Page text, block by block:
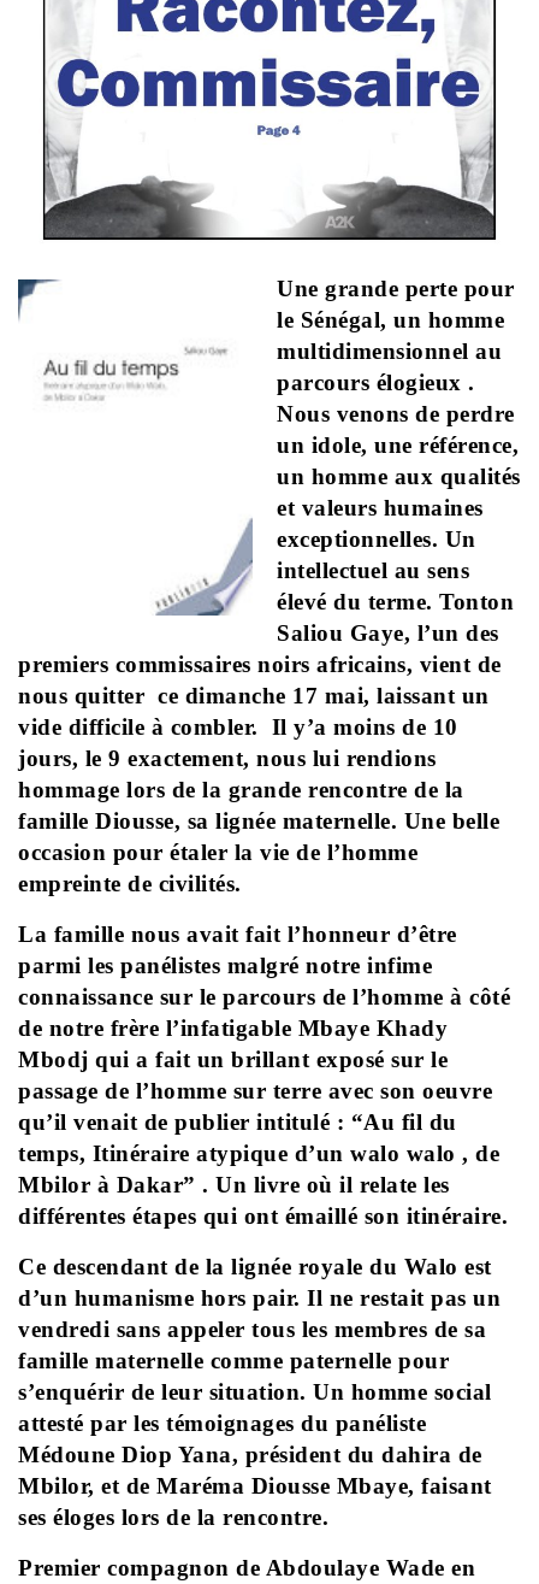
Une grande perte pour
le Sénégal, un homme
multidimensionnel au
parcours élogieux .
Nous venons de perdre
un idole, une référence,
un homme aux qualités
et valeurs humaines
exceptionnelles. Un
intellectuel au sens
élevé du terme. Tonton
Saliou Gaye, l’un des
premiers commissaires noirs africains, vient de
nous quitter ce dimanche 17 mai, laissant un
vide difficile à combler. Il y’a moins de 10
jours, le 9 exactement, nous lui rendions
hommage lors de la grande rencontre de la
famille Diousse, sa lignée maternelle. Une belle
occasion pour étaler la vie de l’homme
empreinte de civilités.
La famille nous avait fait l’honneur d’être
parmi les panélistes malgré notre infime
connaissance sur le parcours de l’homme à côté
de notre frère l’infatigable Mbaye Khady
Mbodj qui a fait un brillant exposé sur le
passage de l’homme sur terre avec son oeuvre
qu’il venait de publier intitulé : “Au fil du
temps, Itinéraire atypique d’un walo walo , de
Mbilor à Dakar” . Un livre où il relate les
différentes étapes qui ont émaillé son itinéraire.
Ce descendant de la lignée royale du Walo est
d’un humanisme hors pair. Il ne restait pas un
vendredi sans appeler tous les membres de sa
famille maternelle comme paternelle pour
s’enquérir de leur situation. Un homme social
attesté par les témoignages du panéliste
Médoune Diop Yana, président du dahira de
Mbilor, et de Maréma Diousse Mbaye, faisant
ses éloges lors de la rencontre.
Premier compagnon de Abdoulaye Wade en